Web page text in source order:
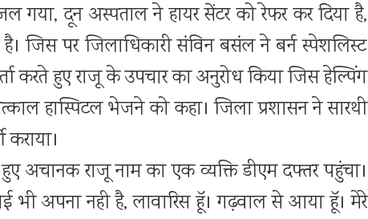
गया, दून अस्पताल ने हायर सेंटर को रेफर कर दिया है,
जिस पर जिलाधिकारी संविन बसंल ने बर्न स्पेशलिस्ट
करते हुए राजू के उपचार का अनुरोध किया जिस हेल्पिंग
हास्पिटल भेजने को कहा। जिला प्रशासन ने सारथी
अचानक राजू नाम का एक व्यक्ति डीएम दफ्तर पहुंचा।
भी अपना नही है, लावारिस हूॅ। गढ़वाल से आया हूॅ। मेरे